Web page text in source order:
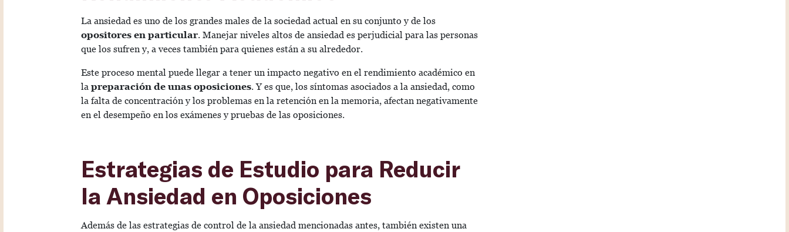
La ansiedad es uno de los grandes males de la sociedad actual en su conjunto y de los
opositores en particular. Manejar niveles altos de ansiedad es perjudicial para las personas
que los sufren y, a veces también para quienes están a su alrededor.
Este proceso mental puede llegar a tener un impacto negativo en el rendimiento académico en
la preparación de unas oposiciones. Y es que, los síntomas asociados a la ansiedad, como
la falta de concentración y los problemas en la retención en la memoria, afectan negativamente
en el desempeño en los exámenes y pruebas de las oposiciones.
Estrategias de Estudio para Reducir
la Ansiedad en Oposiciones
Además de las estrategias de control de la ansiedad mencionadas antes, también existen una